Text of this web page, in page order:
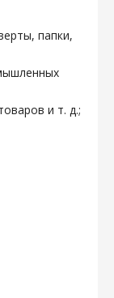
папки,
и т. д.;